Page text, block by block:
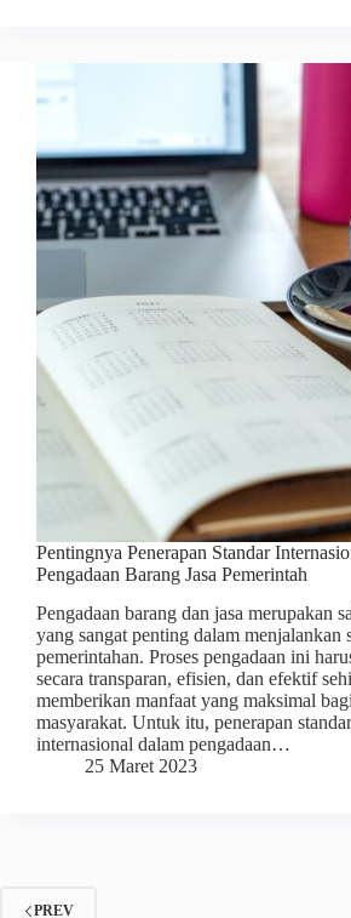
Pentingnya Penerapan Standar
Pengadaan Barang Jasa Pemerintah
Pengadaan barang dan jasa merupakan
yang sangat penting dalam menjalankan
pemerintahan. Proses pengadaan ini
secara transparan, efisien, dan efektif
memberikan manfaat yang maksimal bagi
masyarakat. Untuk itu, penerapan standar
internasional dalam pengadaan…
25 Maret 2023
PREV